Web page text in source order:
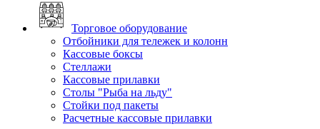
Торговое оборудование
Отбойники для тележек и колонн
Кассовые боксы
Стеллажи
Кассовые прилавки
Столы "Рыба на льду"
Стойки под пакеты
Расчетные кассовые прилавки